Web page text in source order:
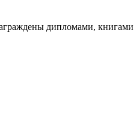
дипломами, книгами